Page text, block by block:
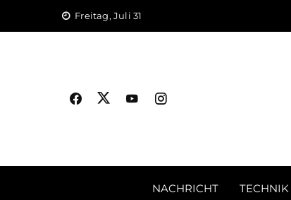
Freitag, Juli 31
NACHRICHT TECHNIK